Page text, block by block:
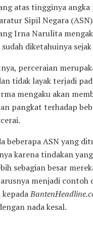
atas tingginya
Sipil Negara
Irna Narulita
diketahuinya sejak
perceraian
tidak layak terjadi
mengaku akan
pangkat terhadap
beberapa ASN yang
karena tindakan
sebagian besar
menjadi contoh
nada kesal.